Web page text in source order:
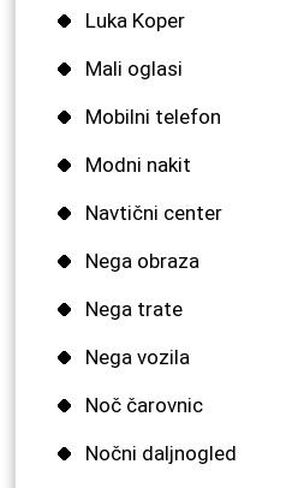
Luka Koper
Mali oglasi
Mobilni telefon
Modni nakit
Navtični center
Nega obraza
Nega trate
Nega vozila
Noč čarovnic
Nočni daljnogled